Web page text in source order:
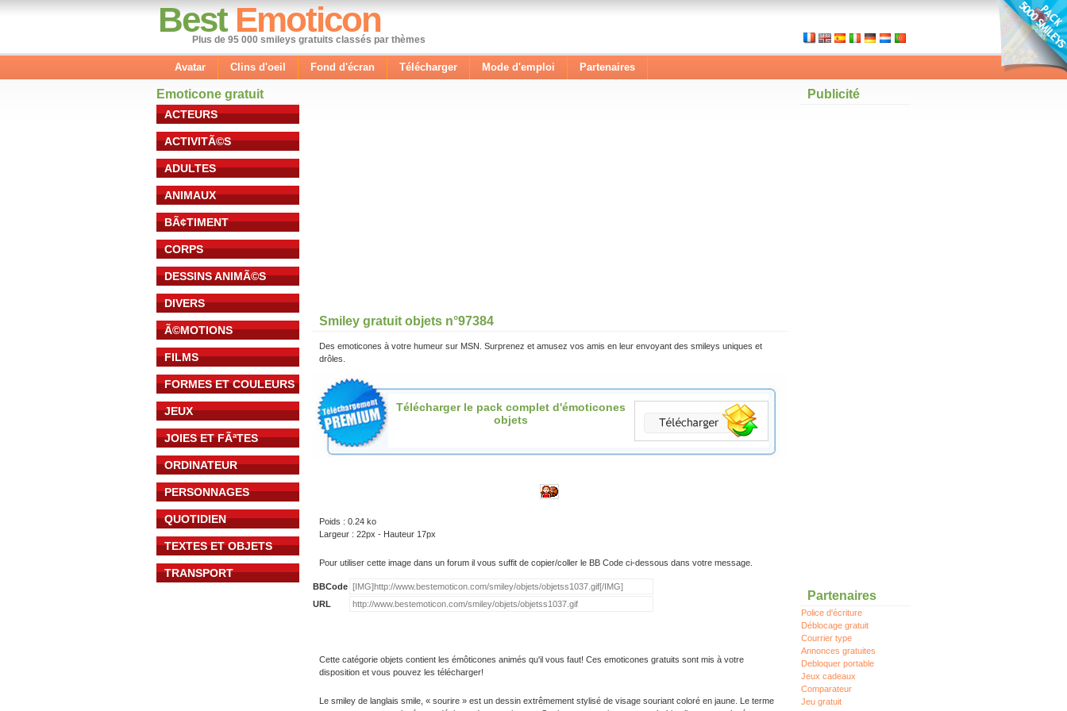
Best Emoticon
Plus de 95 000 smileys gratuits classés par thèmes
Avatar Clins d'oeil Fond d'écran Télécharger Mode d'emploi Partenaires
Emoticone gratuit
ACTEURS
ACTIVITÃ©S
ADULTES
ANIMAUX
BÃ¢TIMENT
CORPS
DESSINS ANIMÃ©S
DIVERS
Ã©MOTIONS
FILMS
FORMES ET COULEURS
JEUX
JOIES ET FÃªTES
ORDINATEUR
PERSONNAGES
QUOTIDIEN
TEXTES ET OBJETS
TRANSPORT
Smiley gratuit objets n°97384
Des emoticones à votre humeur sur MSN. Surprenez et amusez vos amis en leur envoyant des smileys uniques et
drôles.
Télécharger le pack complet d'émoticones
objets
Poids : 0.24 ko
Largeur : 22px - Hauteur 17px
Pour utiliser cette image dans un forum il vous suffit de copier/coller le BB Code ci-dessous dans votre message.
BBCode
URL
Cette catégorie objets contient les émôticones animés qu'il vous faut! Ces emoticones gratuits sont mis à votre
disposition et vous pouvez les télécharger!
Le smiley de langlais smile, « sourire » est un dessin extrêmement stylisé de visage souriant coloré en jaune. Le terme
Publicité
Partenaires
Police d'écriture
Déblocage gratuit
Courrier type
Annonces gratuites
Debloquer portable
Jeux cadeaux
Comparateur
Jeu gratuit